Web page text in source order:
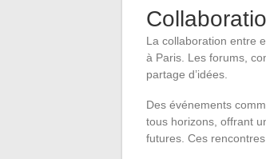
La collaboration entre
à Paris. Les forums,
partage d’idées.
Des événements
tous horizons, offrant
futures. Ces